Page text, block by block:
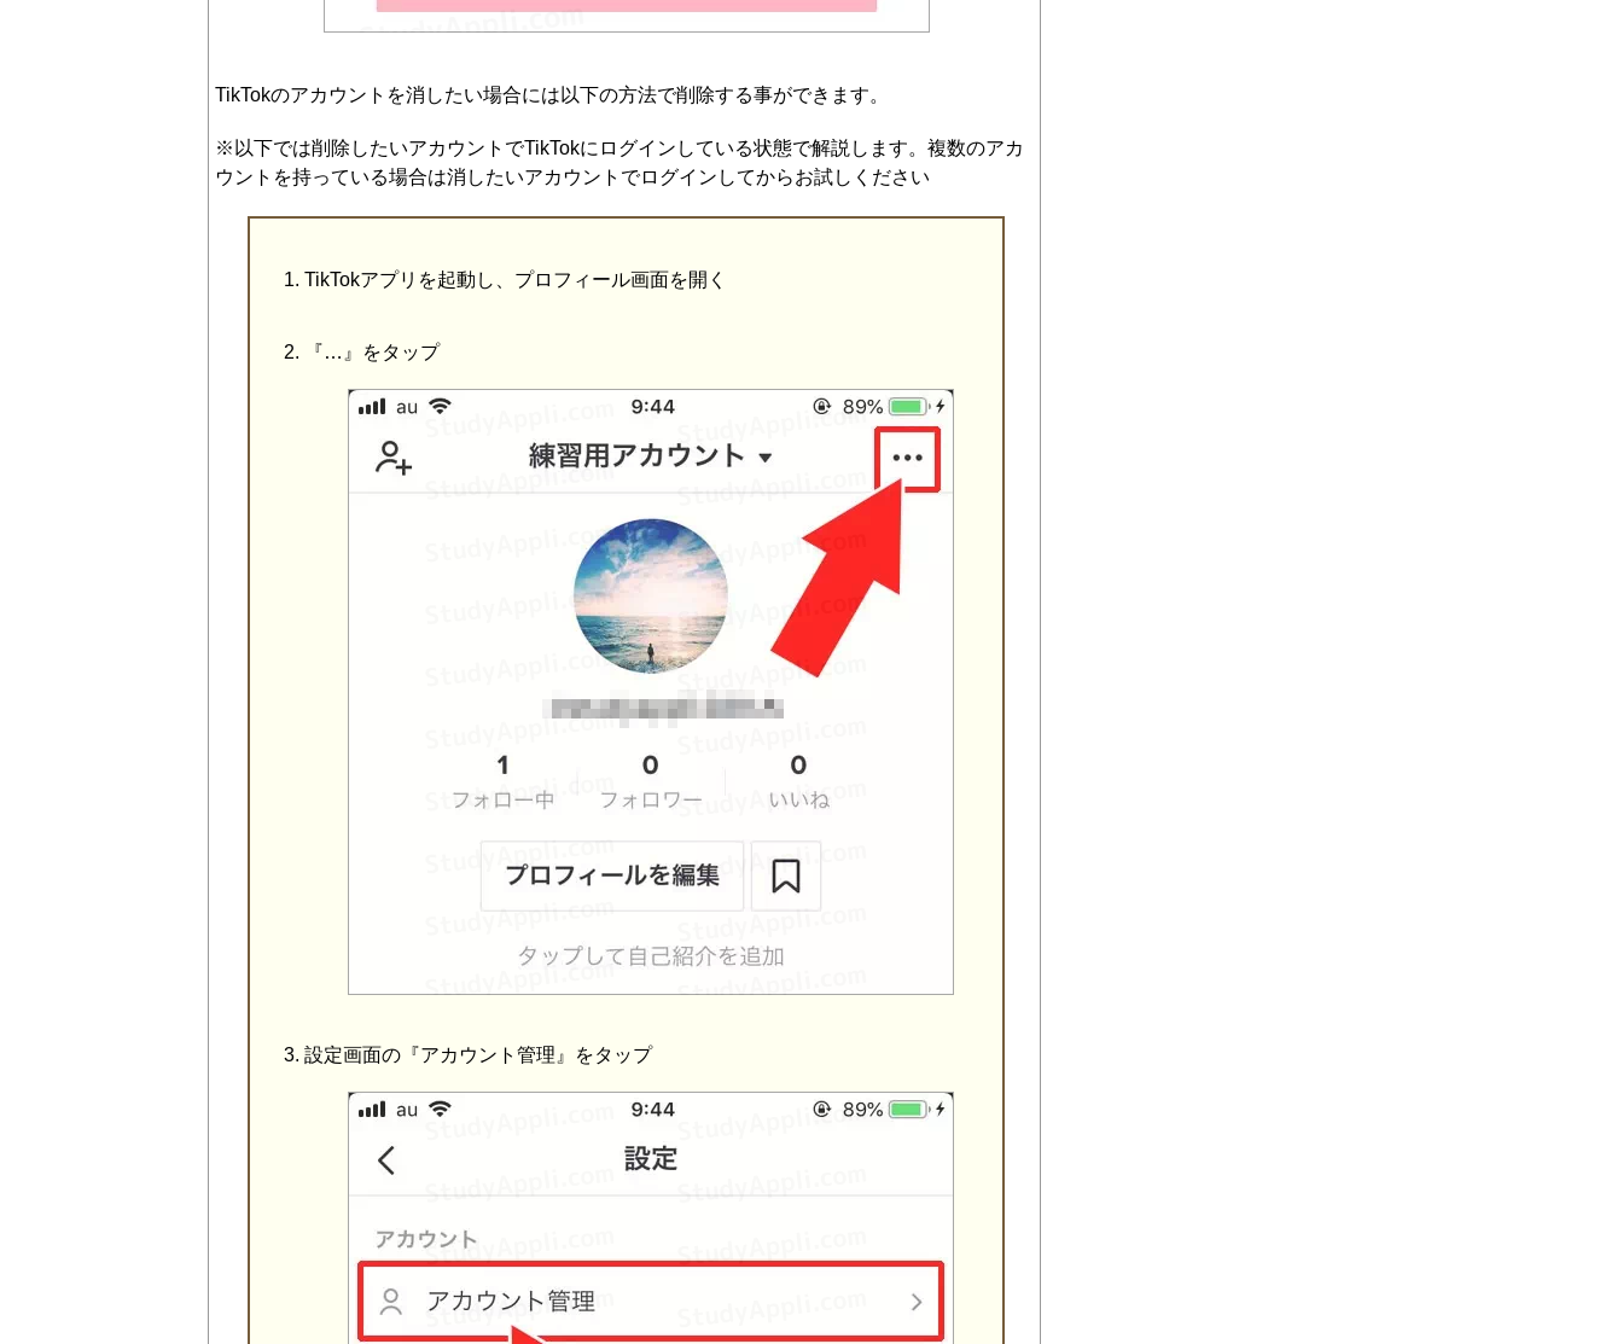
TikTokのアカウントを消したい場合には以下の方法で削除する事ができます。
※以下では削除したいアカウントでTikTokにログインしている状態で解説します。複数のアカ
ウントを持っている場合は消したいアカウントでログインしてからお試しください
TikTokアプリを起動し、プロフィール画面を開く
『…』をタップ
設定画面の『アカウント管理』をタップ